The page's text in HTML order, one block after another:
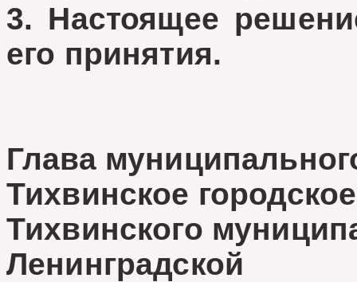
3. Настоящее
его принятия.
Глава
Тихвинское
Тихвинского